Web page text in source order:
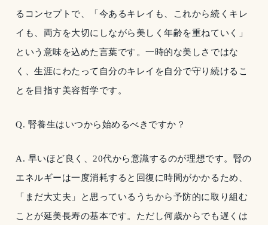
るコンセプトで、「今あるキレイも、これから続くキレ
イも、両方を大切にしながら美しく年齢を重ねていく」
という意味を込めた言葉です。一時的な美しさではな
く、生涯にわたって自分のキレイを自分で守り続けるこ
とを目指す美容哲学です。
Q. 腎養生はいつから始めるべきですか？
A. 早いほど良く、20代から意識するのが理想です。腎の
エネルギーは一度消耗すると回復に時間がかかるため、
「まだ大丈夫」と思っているうちから予防的に取り組む
ことが延美長寿の基本です。ただし何歳からでも遅くは